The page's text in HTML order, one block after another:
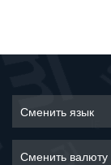
Сменить язык
Сменить валюту